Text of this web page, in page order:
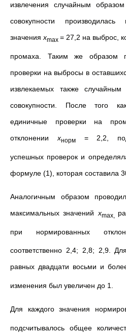
извлечения случайным
совокупности производилась
значенияxmax = 27,2 на выброс,
промаха. Таким же образом
проверки на выбросы в
извлекаемых также
совокупности. После того
единичные проверки на
отклонении xнорм= 2,2,
успешных проверок и
формуле (1), которая составила
Аналогичным образом
максимальных значений xmax,
при нормированных
соответственно 2,4; 2,8; 2,9.
равных двадцати восьми и
изменения был увеличен до 1.
Для каждого значения
подсчитывалось общее